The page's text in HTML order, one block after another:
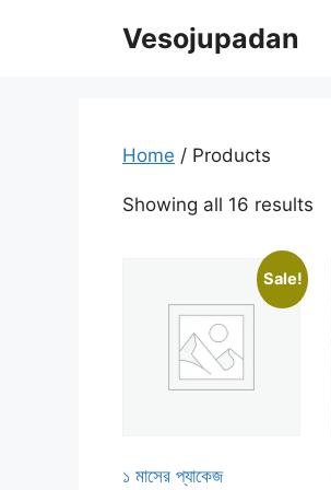
Vesojupadan
Home / Products
Showing all 16 results
Sale!
১ মাসের প্যাকেজ